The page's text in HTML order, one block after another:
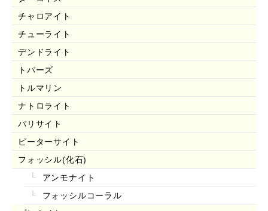
チャロアイト
チューライト
デンドライト
トパーズ
トルマリン
ナトロライト
バリサイト
ピーターサイト
フォッシル(化石)
アンモナイト
フォッシルコーラル